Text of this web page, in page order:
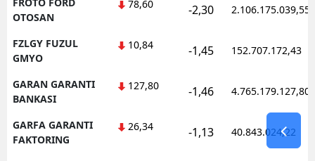
OTOSAN
78,60 -2,30 2.106.175.039,55
FZLGY FUZUL
GMYO
10,84 -1,45 152.707.172,43
GARAN GARANTI
BANKASI
127,80 -1,46 4.765.179.127,80
GARFA GARANTI
FAKTORING
26,34 -1,13 40.843.024,22